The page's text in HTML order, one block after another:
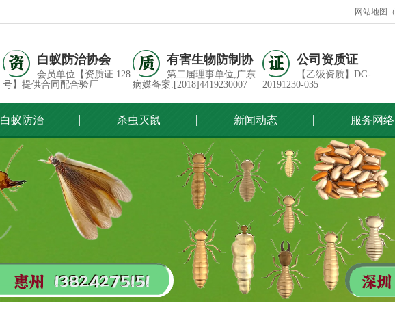
网站地图 （
白蚁防治协会
会员单位【资质证:128
号】提供合同配合验厂
有害生物防制协
第二届理事单位,广东
病媒备案:[2018]4419230007
公司资质证
【乙级资质】DG-
20191230-035
白蚁防治 杀虫灭鼠 新闻动态 服务网络